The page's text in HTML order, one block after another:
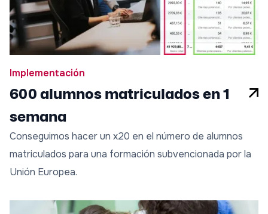
Implementación
600 alumnos matriculados en 1
semana
Conseguimos hacer un x20 en el número de alumnos
matriculados para una formación subvencionada por la
Unión Europea.